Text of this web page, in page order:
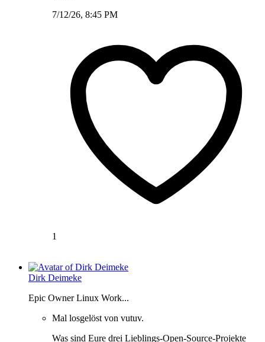
7/12/26, 8:45 PM
1
Dirk Deimeke
Epic Owner Linux Work...
Mal losgelöst von vutuv.
Was sind Eure drei Lieblings-Open-Source-Projekte